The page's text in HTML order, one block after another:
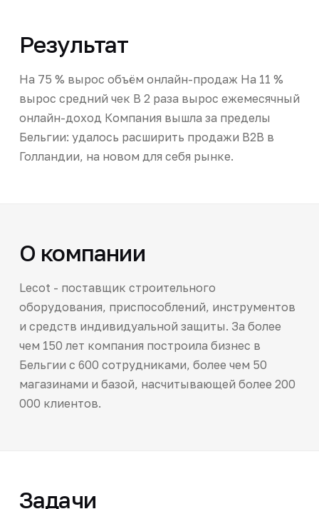
Результат
На 75 % вырос объём онлайн-продаж На 11 %
вырос средний чек В 2 раза вырос ежемесячный
онлайн-доход Компания вышла за пределы
Бельгии: удалось расширить продажи B2B в
Голландии, на новом для себя рынке.
О компании
Lecot - поставщик строительного
оборудования, приспособлений, инструментов
и средств индивидуальной защиты. За более
чем 150 лет компания построила бизнес в
Бельгии с 600 сотрудниками, более чем 50
магазинами и базой, насчитывающей более 200
000 клиентов.
Задачи